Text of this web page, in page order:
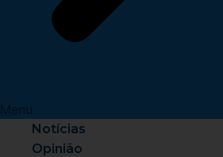
Menu
Notícias
Opinião